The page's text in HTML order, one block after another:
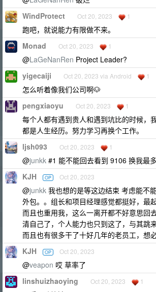
WindProtect Oct 20, 2023 1
跑吧，就说能力有限做不来。
Monad Oct 20, 2023 1
@LaGeNanRen Project Leader?
yigecaiji Oct 20, 2023 via Android 1
怎么听着像我们公司啊🐶
pengxiaoyu Oct 20, 2023 1
每个人都有遇到贵人和遇到坑比的时候，
都是人生经历。努力学习再换个工作。
ljsh093 Oct 20, 2023 1
@junkk #1 能不能回去看到 9106 换我最
KJH OP Oct 20, 2023
@junkk 我也想的是等这边结束 考虑能不
外包。。组长和项目经理感觉都挺好，最
而且也重用我，这么一离开都不好意思回
清自己了，个人能力也只到这了，与其跳
而且也有很多干了十好几年的老员工，想
KJH OP Oct 20, 2023
@veapon 哎 草率了
linshuizhaoying Oct 20, 2023 1